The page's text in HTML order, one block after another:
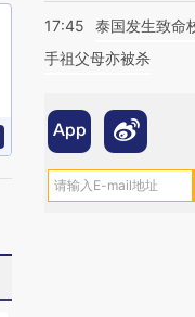
17:45
泰国发生致命
手祖父母亦被杀